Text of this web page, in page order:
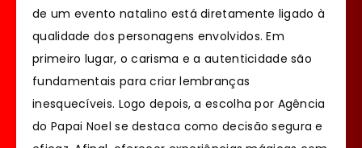
de um evento natalino está diretamente ligado à
qualidade dos personagens envolvidos. Em
primeiro lugar, o carisma e a autenticidade são
fundamentais para criar lembranças
inesquecíveis. Logo depois, a escolha por Agência
do Papai Noel se destaca como decisão segura e